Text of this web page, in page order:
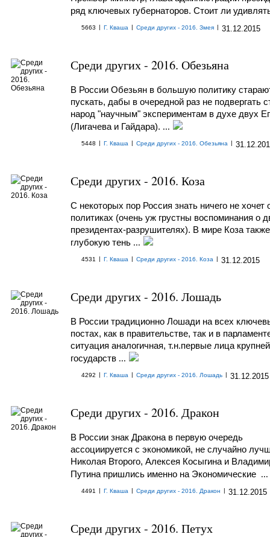
ряд ключевых губернаторов. Стоит ли
5663 | Г. Кваша | Среди других - 2016. Змея | 31.12.2015
Среди других - 2016. Обезьяна
В России Обезьян в большую политику
пускать, дабы в очередной раз не подвергать
народ "научным" экспериментам в духе двух
(Лигачева и Гайдара). ...
5448 | Г. Кваша | Среди других - 2016. Обезьяна |
Среди других - 2016. Коза
С некоторых пор Россия знать ничего не хочет
политиках (очень уж грустны воспоминания о
президентах-разрушителях). В мире Коза
глубокую тень ...
4531 | Г. Кваша | Среди других - 2016. Коза | 31.12.2015
Среди других - 2016. Лошадь
В России традиционно Лошади на всех
постах, как в правительстве, так и в
ситуация аналогичная, т.н.первые лица
государств ...
4292 | Г. Кваша | Среди других - 2016. Лошадь | 31.12.2015
Среди других - 2016. Дракон
В России знак Дракона в первую очередь
ассоциируется с экономикой, не случайно
Николая Второго, Алексея Косыгина и
Путина пришлись именно на Экономические ...
4491 | Г. Кваша | Среди других - 2016. Дракон | 31.12.2015
Среди других - 2016. Петух